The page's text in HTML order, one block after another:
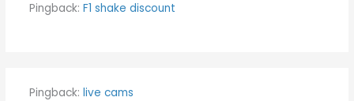
Pingback: F1 shake discount
Pingback: live cams